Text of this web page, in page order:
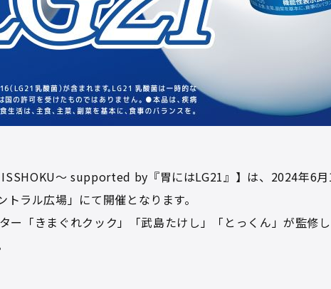
～ supported by『胃にはLG21』】は、2024年6
ラル広場」にて開催となります。
ー「きまぐれクック」「武島たけし」「とっくん」が監修